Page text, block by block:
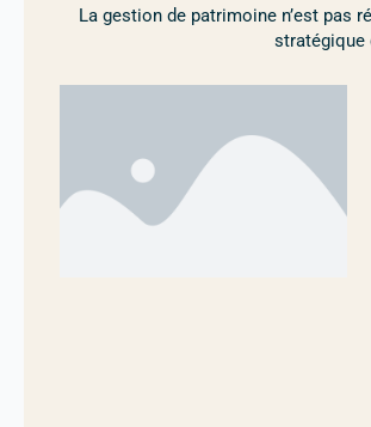
La gestion de patrimoine n’est pas
stratégique